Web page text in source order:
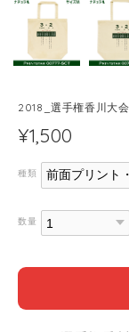
2018_選手権香川大
¥1,500
種類
数量